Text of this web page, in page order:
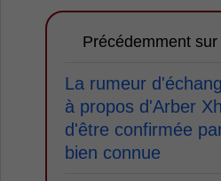
Précédemment sur
La rumeur
à propos d'Arber
d'être confirmée
bien connue